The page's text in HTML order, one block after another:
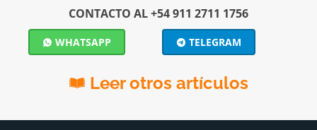
CONTACTO AL +54 911 2711 1756
WHATSAPP TELEGRAM
Leer otros artículos